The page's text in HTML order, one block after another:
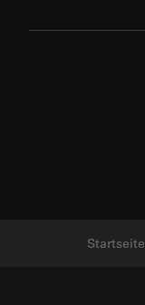
Startseite